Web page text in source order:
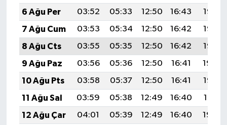
6 Ağu Per
03:52 05:33 12:50 16:43
19:57
7 Ağu Cum
03:53 05:34 12:50 16:42
19:56
8 Ağu Cts
03:55 05:35 12:50 16:42
19:55
9 Ağu Paz
03:56 05:36 12:50 16:41
19:54
10 Ağu Pts
03:58 05:37 12:50 16:41
19:52
11 Ağu Sal
03:59 05:38 12:49 16:40
19:51
12 Ağu Çar
04:01 05:39 12:49 16:40
19:50